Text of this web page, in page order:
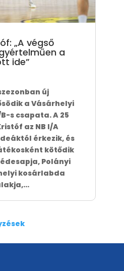
„A végső
a
ide”
új
a Vásárhelyi
s csapata. A 25
az NB I/A
érkezik, és
kötődik
Polányi
kosárlabda